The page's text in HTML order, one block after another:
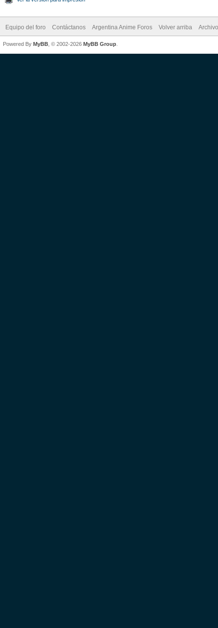
Equipo del foro Contáctanos Argentina Anime Foros Volver arriba
Powered By MyBB , © 2002-2026 MyBB Group